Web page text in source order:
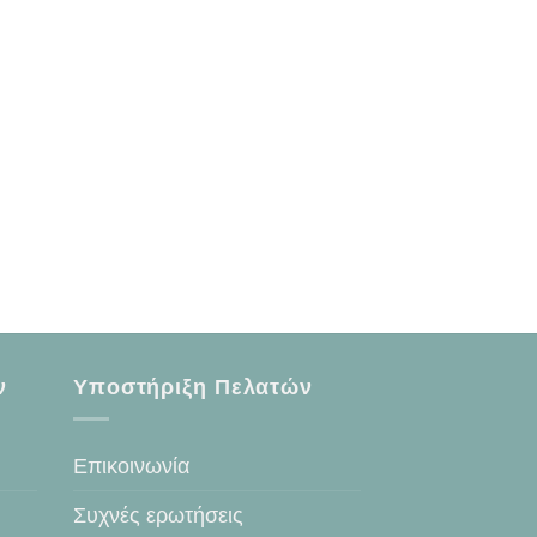
Υποστήριξη Πελατών
Επικοινωνία
Συχνές ερωτήσεις